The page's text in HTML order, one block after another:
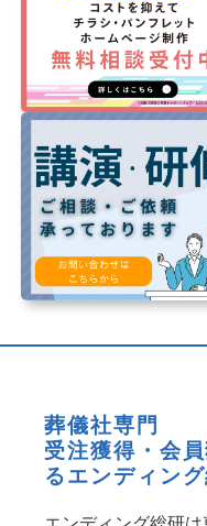
葬儀社専門
受注獲得・会
るエンディン